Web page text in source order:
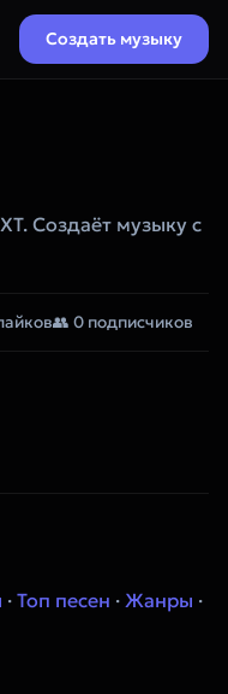
Создать музыку
Создаёт музыку с
👥 0 подписчиков
· Топ песен · Жанры ·